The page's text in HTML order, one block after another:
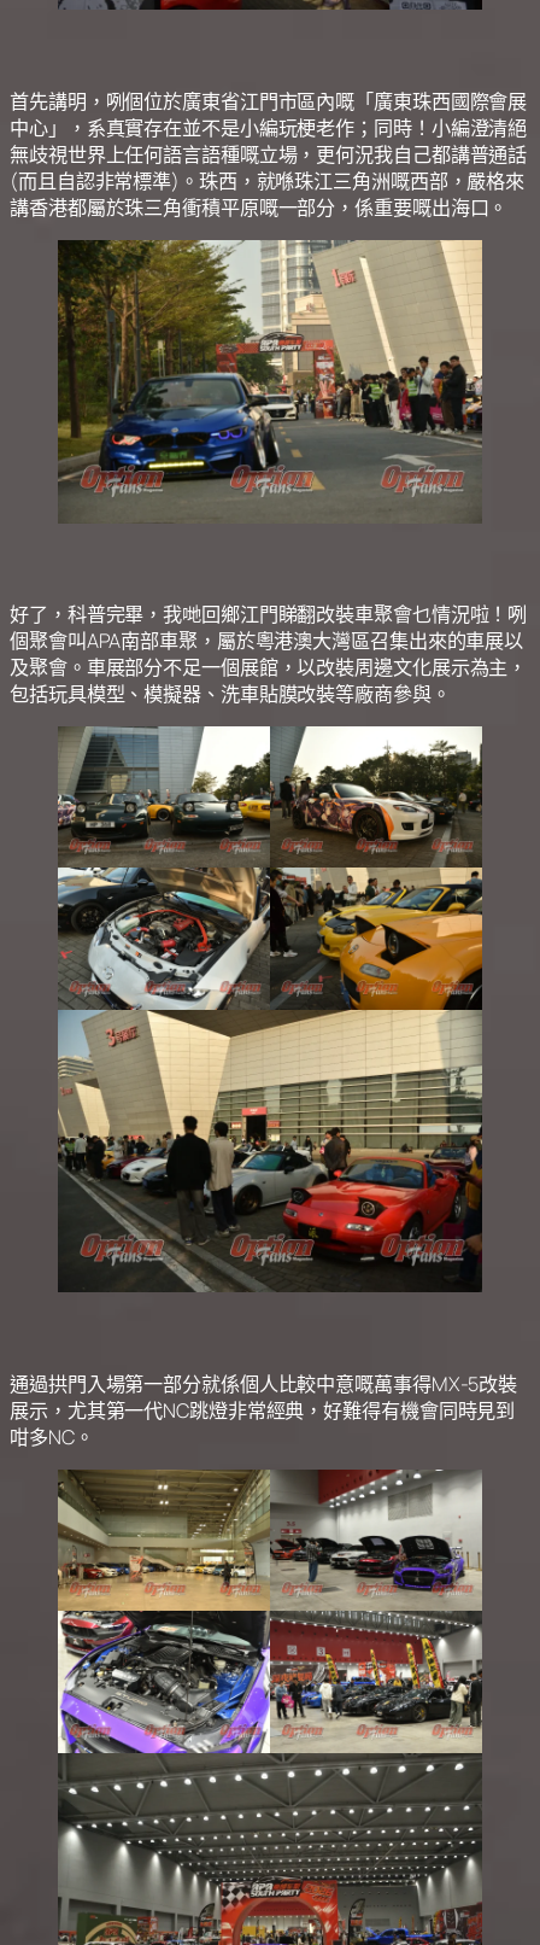
首先講明，咧個位於廣東省江門市區內嘅「廣東珠西國際會展
中心」，系真實存在並不是小編玩梗老作；同時！小編澄清絕
無歧視世界上任何語言語種嘅立場，更何況我自己都講普通話
(而且自認非常標準)。珠西，就喺珠江三角洲嘅西部，嚴格來
講香港都屬於珠三角衝積平原嘅一部分，係重要嘅出海口。
好了，科普完畢，我哋回鄉江門睇翻改裝車聚會乜情況啦！咧
個聚會叫APA南部車聚，屬於粵港澳大灣區召集出來的車展以
及聚會。車展部分不足一個展館，以改裝周邊文化展示為主，
包括玩具模型、模擬器、洗車貼膜改裝等廠商參與。
通過拱門入場第一部分就係個人比較中意嘅萬事得MX-5改裝
展示，尤其第一代NC跳燈非常經典，好難得有機會同時見到
咁多NC。